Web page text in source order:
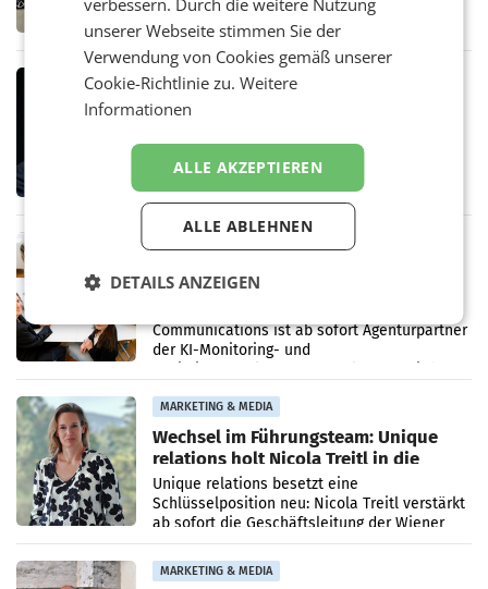
wichtigen Meilenstein und lieferte weltweit
101.267 Fahrzeuge aus, womit sich das
Ergebnis gegenüber Juli 2025 mehr als
verdoppelte (+102
MARKETING & MEDIA
Stiftungsrat Lederer wehrt sich in
Mehrere Themen beschäftigen derzeit den
ORF. Am Dienstag soll im Stiftungsrat über
die vom neuen ORF-Chef Clemens Pig
vorgeschlagenen Besetzungen für die
Direktionen abgestimmt werden.
Brandenstein Communications ist
künftig Partner von OtterlyAI
Communications ist ab sofort Agenturpartner
der KI-Monitoring- und
MARKETING & MEDIA
Wechsel im Führungsteam: Unique
relations holt Nicola Treitl in die
Geschäftsleitung
Unique relations besetzt eine
Schlüsselposition neu: Nicola Treitl verstärkt
ab sofort die Geschäftsleitung der Wiener
PR-Agentur an der Seite von Josef Kalina und
Anna Kalina-Mahr.
MARKETING & MEDIA
unserer Webseite stimmen Sie der
Verwendung von Cookies gemäß unserer
Cookie-Richtlinie zu.Weitere
Informationen
ALLE AKZEPTIEREN
ALLE ABLEHNEN
DETAILS ANZEIGEN